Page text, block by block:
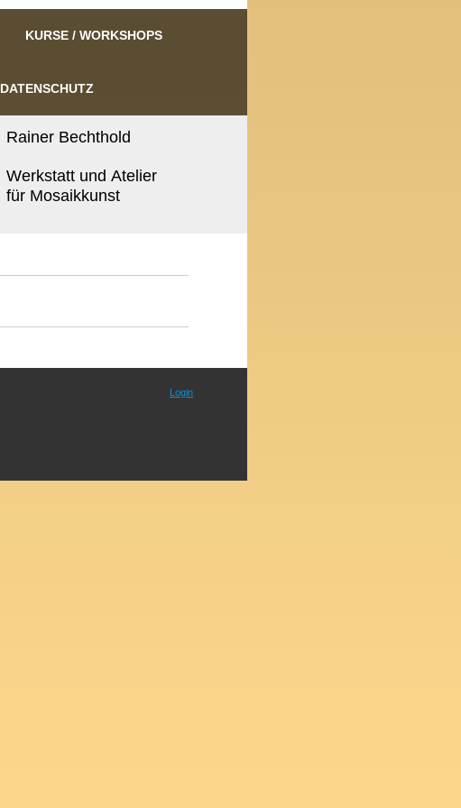
KURSE / WORKSHOPS
DATENSCHUTZ
Rainer Bechthold
Werkstatt und Atelier
für Mosaikkunst
Login